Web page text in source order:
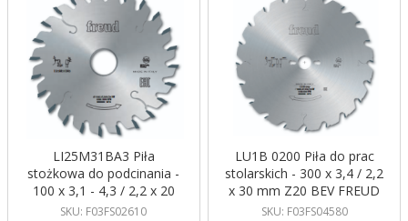
LI25M31BA3 Piła
stożkowa do podcinania -
100 x 3,1 - 4,3 / 2,2 x 20
mm Z24 ATB, 0︒ FREUD
SKU: F03FS02610
LU1B 0200 Piła do prac
stolarskich - 300 x 3,4 / 2,2
x 30 mm Z20 BEV FREUD
SKU: F03FS04580